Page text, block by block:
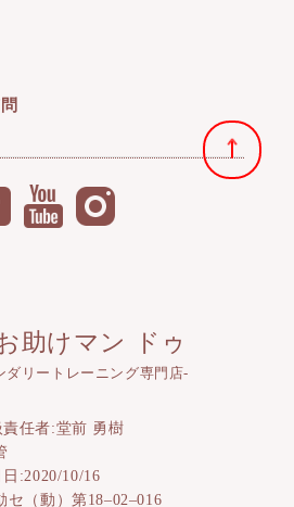
助けマン ドゥ
ダリートレーニング専門店-
責任者:堂前 勇樹
:2020/10/16
セ（動）第18–02–016